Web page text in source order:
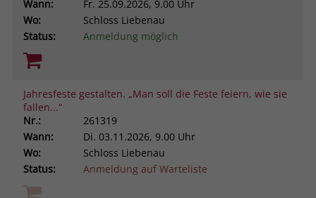
Wann:
Fr. 25.09.2026, 9.00 Uhr
Wo:
Schloss Liebenau
Status:
Anmeldung möglich
Jahresfeste gestalten. „Man soll die Feste feiern, wie sie
fallen...“
Nr.:
261319
Wann:
Di. 03.11.2026, 9.00 Uhr
Wo:
Schloss Liebenau
Status:
Anmeldung auf Warteliste